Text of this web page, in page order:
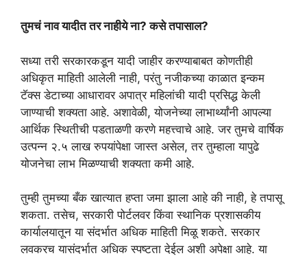
तुमचं नाव यादीत तर नाहीये ना? कसे तपासाल?
सध्या तरी सरकारकडून यादी जाहीर करण्याबाबत कोणतीही
अधिकृत माहिती आलेली नाही, परंतु नजीकच्या काळात इन्कम
टॅक्स डेटाच्या आधारावर अपात्र महिलांची यादी प्रसिद्ध केली
जाण्याची शक्यता आहे. अशावेळी, योजनेच्या लाभार्थ्यांनी आपल्या
आर्थिक स्थितीची पडताळणी करणे महत्त्वाचे आहे. जर तुमचे वार्षिक
उत्पन्न २.५ लाख रुपयांपेक्षा जास्त असेल, तर तुम्हाला यापुढे
योजनेचा लाभ मिळण्याची शक्यता कमी आहे.
तुम्ही तुमच्या बँक खात्यात हप्ता जमा झाला आहे की नाही, हे तपासू
शकता. तसेच, सरकारी पोर्टलवर किंवा स्थानिक प्रशासकीय
कार्यालयातून या संदर्भात अधिक माहिती मिळू शकते. सरकार
लवकरच यासंदर्भात अधिक स्पष्टता देईल अशी अपेक्षा आहे. या